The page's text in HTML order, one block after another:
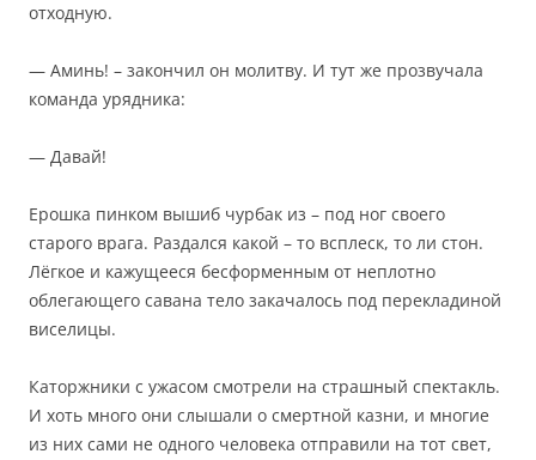
отходную.
— Аминь! – закончил он молитву. И тут же прозвучала
команда урядника:
— Давай!
Ерошка пинком вышиб чурбак из – под ног своего
старого врага. Раздался какой – то всплеск, то ли стон.
Лёгкое и кажущееся бесформенным от неплотно
облегающего савана тело закачалось под перекладиной
виселицы.
Каторжники с ужасом смотрели на страшный спектакль.
И хоть много они слышали о смертной казни, и многие
из них сами не одного человека отправили на тот свет,